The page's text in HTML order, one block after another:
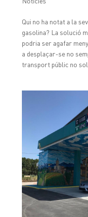
Qui no ha notat a la
gasolina? La solució
podria ser agafar
a desplaçar-se no
transport públic no sol